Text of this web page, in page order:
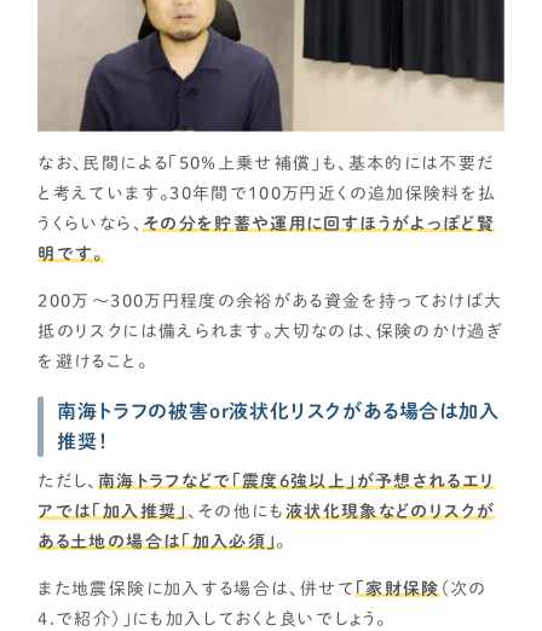
なお、民間による「50％上乗せ補償」も、基本的には不要だ
と考えています。30年間で100万円近くの追加保険料を払
うくらいなら、 その分を貯蓄や運用に回すほうがよっぽど賢
明です。
200万〜300万円程度の余裕がある資金を持っておけば大
抵のリスクには備えられます。大切なのは、保険のかけ過ぎ
を避けること。
南海トラフの被害or液状化リスクがある場合は加入
推奨！
ただし、 南海トラフなどで「震度6強以上」が予想されるエリ
アでは「加入推奨」 、その他にも 液状化現象などのリスクが
ある土地の場合は「加入必須」 。
また地震保険に加入する場合は、併せて 「家財保険 （次の
4.で紹介）」にも加入しておくと良いでしょう。